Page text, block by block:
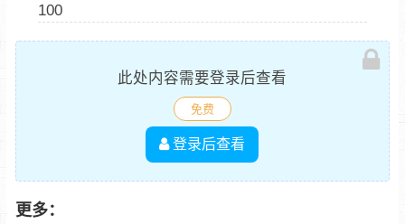
100
此处内容需要登录后查看
免费
登录后查看
更多：